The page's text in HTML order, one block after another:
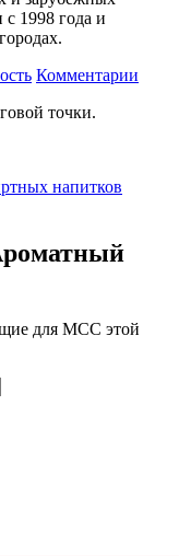
с 1998 года и
Комментарии
точки.
напитков
для MCC этой